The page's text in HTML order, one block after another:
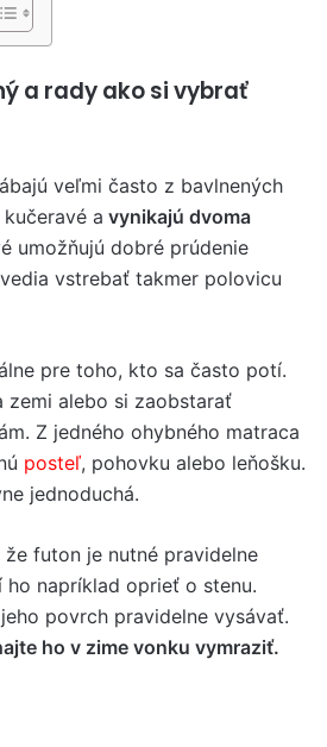
a rady ako si vybrať
veľmi často z bavlnených
a vynikajú dvoma
umožňujú dobré prúdenie
vstrebať takmer polovicu
pre toho, kto sa často potí.
zemi alebo si zaobstarať
Z jedného ohybného matraca
posteľ, pohovku alebo leňošku.
jednoduchá.
futon je nutné pravidelne
napríklad oprieť o stenu.
povrch pravidelne vysávať.
ho v zime vonku vymraziť.